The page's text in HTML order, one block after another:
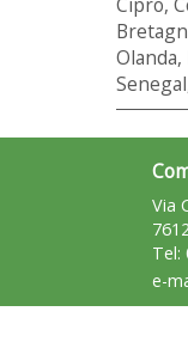
Olanda,
Via
Tel:
e-